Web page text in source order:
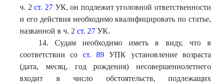
ч. 2ст. 27УК, он подлежит уголовной ответственности
и его действия необходимо квалифицировать по статье,
названной в ч. 2 ст. 27 УК.
14. Судам необходимо иметь в виду, что в
соответствии со ст. 89 УПК установление возраста
(дата, месяц, год рождения) несовершеннолетнего
входит в число обстоятельств, подлежащих